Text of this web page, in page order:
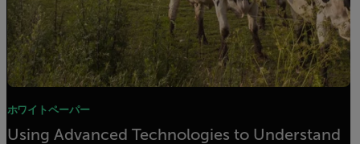
ホワイトペーパー
Using Advanced Technologies to Understand